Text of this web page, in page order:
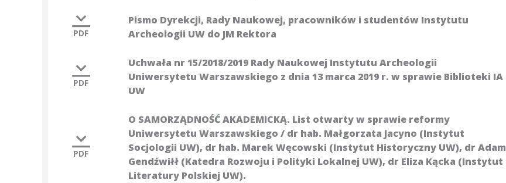
PDF
Pismo Dyrekcji, Rady Naukowej, pracowników i studentów Instytutu
Archeologii UW do JM Rektora
PDF
Uchwała nr 15/2018/2019 Rady Naukowej Instytutu Archeologii
Uniwersytetu Warszawskiego z dnia 13 marca 2019 r. w sprawie Biblioteki IA
UW
PDF
O SAMORZĄDNOŚĆ AKADEMICKĄ. List otwarty w sprawie reformy
Uniwersytetu Warszawskiego / dr hab. Małgorzata Jacyno (Instytut
Socjologii UW), dr hab. Marek Węcowski (Instytut Historyczny UW), dr Adam
Gendźwiłł (Katedra Rozwoju i Polityki Lokalnej UW), dr Eliza Kącka (Instytut
Literatury Polskiej UW).